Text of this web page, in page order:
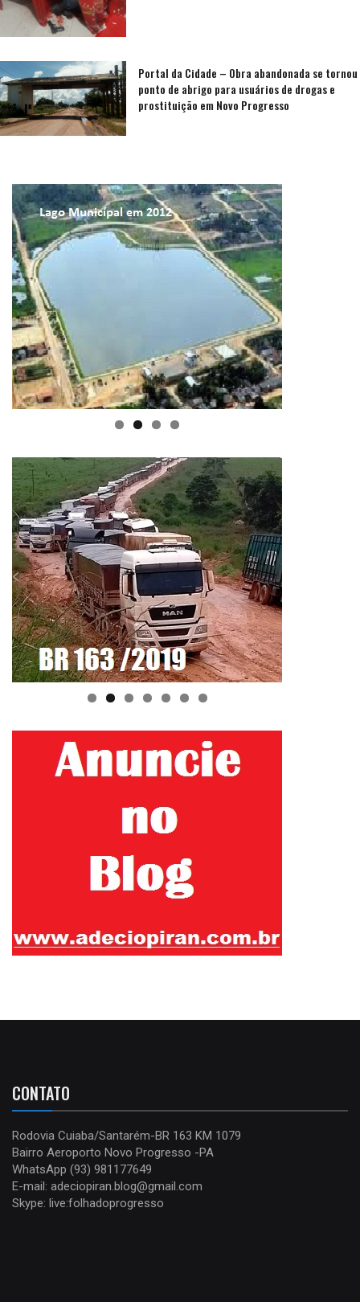
Portal da Cidade – Obra abandonada se tornou
ponto de abrigo para usuários de drogas e
prostituição em Novo Progresso
CONTATO
Rodovia Cuiaba/Santarém-BR 163 KM 1079
Bairro Aeroporto Novo Progresso -PA
WhatsApp (93) 981177649
E-mail: adeciopiran.blog@gmail.com
Skype: live:folhadoprogresso